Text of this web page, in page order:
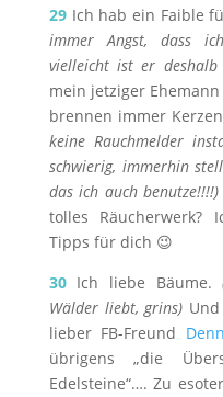
29 Ich hab ein Faible
immer Angst, dass
vielleicht ist er deshalb
mein jetziger
brennen immer
keine Rauchmelder
schwierig, immerhin
das ich auch benutze!!!!)
tolles
Tipps für dich 😉
30Ich liebe Bäume.
Wälder liebt, grins)
lieber FB-Freund
übrigens „die
Edelsteine“…. Zu